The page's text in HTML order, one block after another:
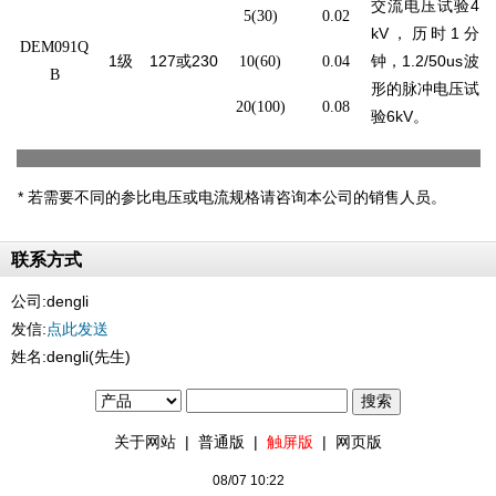
DEM091Q
B
1级 127或230
5(30)
10(60)
20(100)
0.02
0.04
0.08
交流电压试验4
kV，历时1分
钟，1.2/50us波
形的脉冲电压试
验6kV。
* 若需要不同的参比电压或电流规格请咨询本公司的销售人员。
联系方式
公司:dengli
发信:点此发送
姓名:dengli(先生)
关于网站 | 普通版 | 触屏版 | 网页版
08/07 10:22